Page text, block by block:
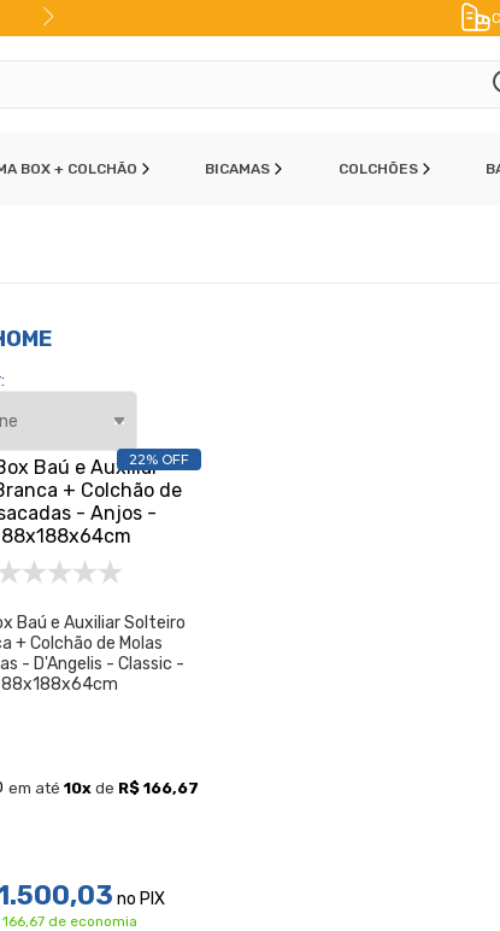
BOX + COLCHÃO BICAMAS COLCHÕES
22% OFF
Baú e Auxiliar Solteiro
+ Colchão de Molas
- D'Angelis - Classic -
88x188x64cm
em até10x de R$ 166,67
no PIX
166,67 de economia